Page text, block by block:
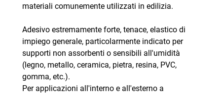
materiali comunemente utilizzati in edilizia.
Adesivo estremamente forte, tenace, elastico di
impiego generale, particolarmente indicato per
supporti non assorbenti o sensibili all'umidità
(legno, metallo, ceramica, pietra, resina, PVC,
gomma, etc.).
Per applicazioni all'interno e all'esterno a